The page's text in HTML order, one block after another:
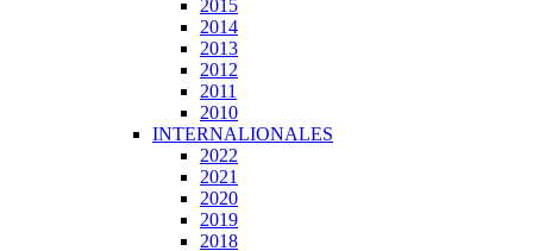
2015
2014
2013
2012
2011
2010
INTERNALIONALES
2022
2021
2020
2019
2018